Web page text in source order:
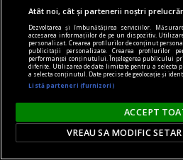
prezentul discontinuu
Misterul voiniciei
„Strîmbă-Lemne” nu are,
Atât noi, cât și partenerii noștri
Dezvoltarea și îmbunătățirea serviciilor.
accesarea informațiilor de pe un dispozitiv.
personalizat. Crearea profilurilor de conținut
publicității personalizate. Crearea profilurilor
performanței conținutului. Înțelegerea publicului
diferite. Utilizarea de date limitate pentru a
a selecta conținutul. Date precise de geolocație și
Listă parteneri (furnizori)
ACCEPT
VREAU SA MODIFIC